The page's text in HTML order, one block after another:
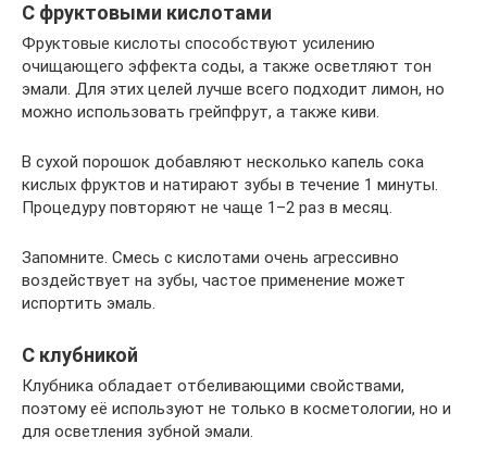
С фруктовыми кислотами
Фруктовые кислоты способствуют усилению
очищающего эффекта соды, а также осветляют тон
эмали. Для этих целей лучше всего подходит лимон, но
можно использовать грейпфрут, а также киви.
В сухой порошок добавляют несколько капель сока
кислых фруктов и натирают зубы в течение 1 минуты.
Процедуру повторяют не чаще 1–2 раз в месяц.
Запомните. Смесь с кислотами очень агрессивно
воздействует на зубы, частое применение может
испортить эмаль.
С клубникой
Клубника обладает отбеливающими свойствами,
поэтому её используют не только в косметологии, но и
для осветления зубной эмали.